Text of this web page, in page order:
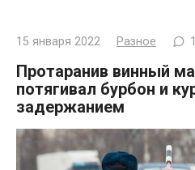
15 января 2022 Разное 1
Протаранив винный
потягивал бурбон и
задержанием